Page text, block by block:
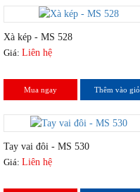
Xà kép - MS 528
Giá: Liên hệ
Mua ngay Thêm vào giỏ
Tay vai đôi - MS 530
Giá: Liên hệ